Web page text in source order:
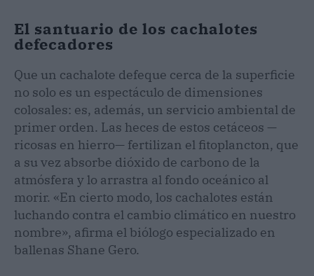
El santuario de los cachalotes
defecadores
Que un cachalote defeque cerca de la superficie
no solo es un espectáculo de dimensiones
colosales: es, además, un servicio ambiental de
primer orden. Las heces de estos cetáceos —
ricosas en hierro— fertilizan el fitoplancton, que
a su vez absorbe dióxido de carbono de la
atmósfera y lo arrastra al fondo oceánico al
morir. «En cierto modo, los cachalotes están
luchando contra el cambio climático en nuestro
nombre», afirma el biólogo especializado en
ballenas Shane Gero.